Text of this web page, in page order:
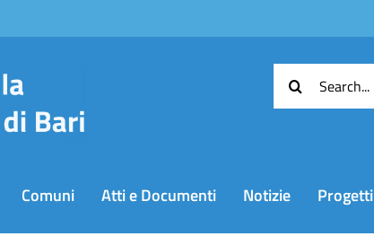
Cerca
per:
Comuni Atti e Documenti Notizie Progetti